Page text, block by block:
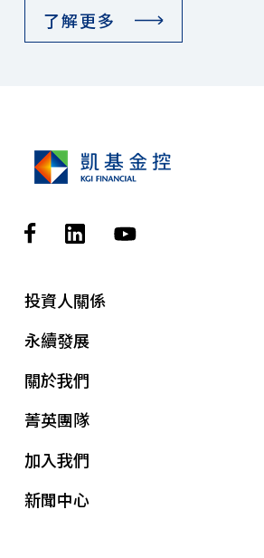
了解更多
投資人關係
永續發展
關於我們
菁英團隊
加入我們
新聞中心